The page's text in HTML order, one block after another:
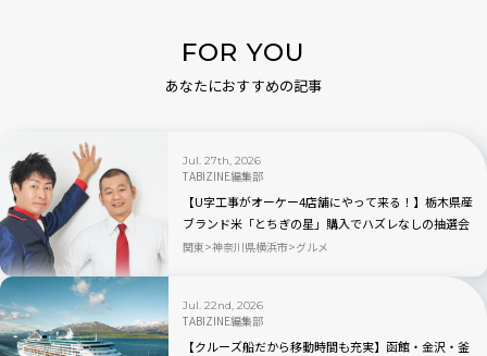
FOR YOU
あなたにおすすめの記事
Jul. 27th, 2026
TABIZINE編集部
【U字工事がオーケー4店舗にやって来る！】栃木県産
ブランド米「とちぎの星」購入でハズレなしの抽選会
も
関東 神奈川県横浜市 グルメ
Jul. 22nd, 2026
TABIZINE編集部
【クルーズ船だから移動時間も充実】函館・金沢・釜